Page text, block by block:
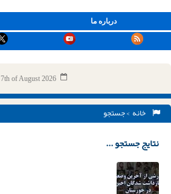
درباره ما
7th of August 2026
خانه > جستجو
نتایج جستجو ...